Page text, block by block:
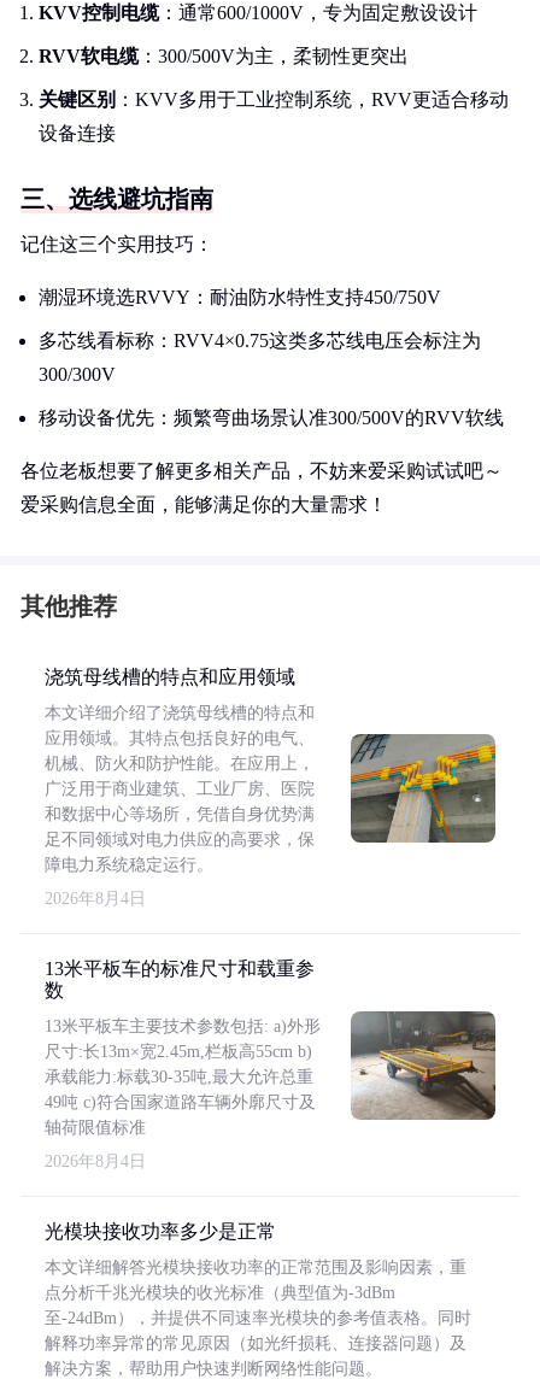
KVV控制电缆：通常600/1000V，专为固定敷设设计
RVV软电缆：300/500V为主，柔韧性更突出
关键区别 ：KVV多用于工业控制系统，RVV更适合移动
设备连接
三、选线避坑指南
记住这三个实用技巧：
潮湿环境选RVVY：耐油防水特性支持450/750V
多芯线看标称：RVV4×0.75这类多芯线电压会标注为
300/300V
移动设备优先：频繁弯曲场景认准300/500V的RVV软线
各位老板想要了解更多相关产品，不妨来爱采购试试吧～
爱采购信息全面，能够满足你的大量需求！
其他推荐
浇筑母线槽的特点和应用领域
本文详细介绍了浇筑母线槽的特点和
应用领域。其特点包括良好的电气、
机械、防火和防护性能。在应用上，
广泛用于商业建筑、工业厂房、医院
和数据中心等场所，凭借自身优势满
足不同领域对电力供应的高要求，保
障电力系统稳定运行。
2026年8月4日
13米平板车的标准尺寸和载重参
数
13米平板车主要技术参数包括: a)外形
尺寸:长13m×宽2.45m,栏板高55cm b)
承载能力:标载30-35吨,最大允许总重
49吨 c)符合国家道路车辆外廓尺寸及
轴荷限值标准
2026年8月4日
光模块接收功率多少是正常
本文详细解答光模块接收功率的正常范围及影响因素，重
点分析千兆光模块的收光标准（典型值为-3dBm
至-24dBm），并提供不同速率光模块的参考值表格。同时
解释功率异常的常见原因（如光纤损耗、连接器问题）及
解决方案，帮助用户快速判断网络性能问题。